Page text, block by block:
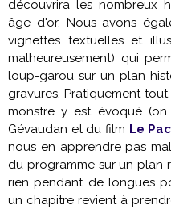
découvrira les nombreux
âge d'or. Nous avons
vignettes textuelles et
malheureusement) qui
loup-garou sur un plan
gravures. Pratiquement
monstre y est évoqué
Gévaudan et du film Le
nous en apprendre pas
du programme sur un plan
rien pendant de longues
un chapitre revient à